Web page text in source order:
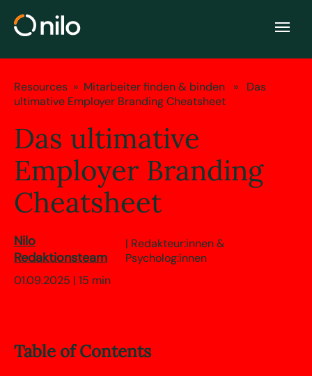
Resources » Mitarbeiter finden & binden » Das
ultimative Employer Branding Cheatsheet
Das ultimative
Employer Branding
Cheatsheet
Nilo
Redaktionsteam
| Redakteur:innen &
Psycholog:innen
01.09.2025 | 15 min
Table of Contents